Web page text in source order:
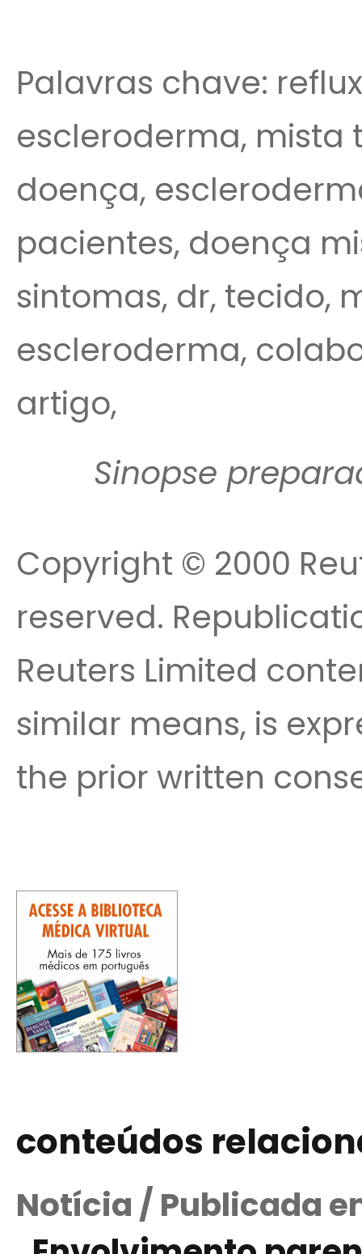
Palavras chave:
escleroderma, mista
doença,
pacientes, doença
sintomas, dr, tecido,
escleroderma,
artigo,
Sinopse
Copyright © 2000
reserved.
Reuters Limited
similar means, is
the prior written
conteúdos
Notícia / Publicada